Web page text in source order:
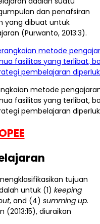
dan penafsiran
yang dibuat untuk
(Purwanto, 2013:3).
metode
fasilitas yang terlibat,
pembelajaran
tujuan
untuk (1) keeping
, and (4) summing up.
diuraikan